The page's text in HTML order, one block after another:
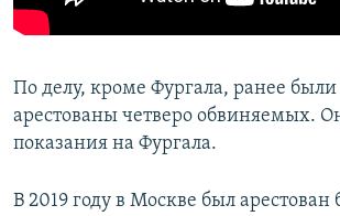
По делу, кроме Фургала, ранее
арестованы четверо обвиняемых.
показания на Фургала.
В 2019 году в Москве был